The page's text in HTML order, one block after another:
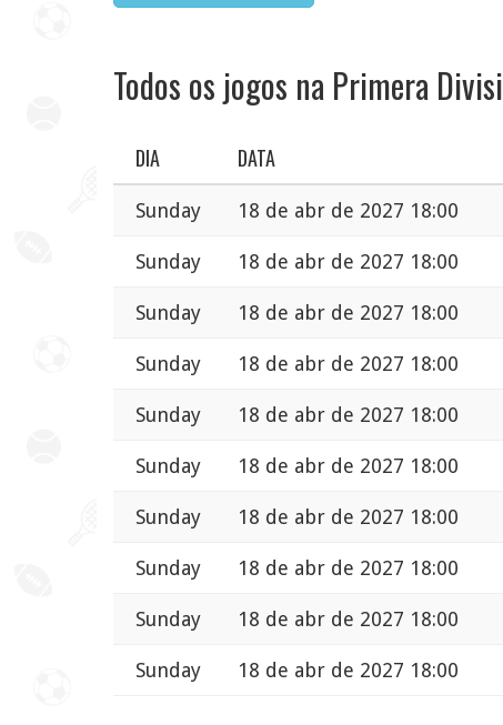
Todos os jogos na Primera
DIA DATA
Sunday 18 de abr de 2027 18:00
Sunday 18 de abr de 2027 18:00
Sunday 18 de abr de 2027 18:00
Sunday 18 de abr de 2027 18:00
Sunday 18 de abr de 2027 18:00
Sunday 18 de abr de 2027 18:00
Sunday 18 de abr de 2027 18:00
Sunday 18 de abr de 2027 18:00
Sunday 18 de abr de 2027 18:00
Sunday 18 de abr de 2027 18:00